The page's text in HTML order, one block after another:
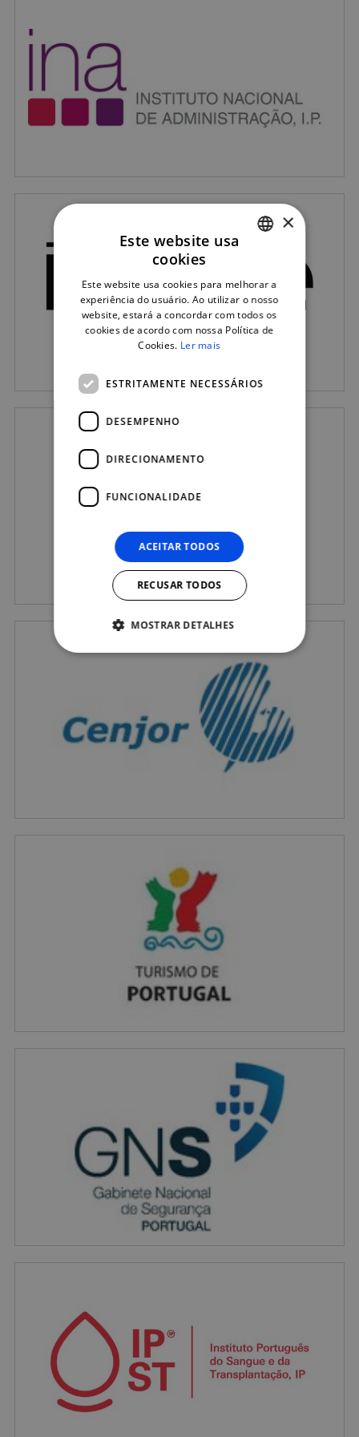
×
Este website usa
cookies
Este website usa cookies para melhorar a
experiência do usuário. Ao utilizar o nosso
website, estará a concordar com todos os
cookies de acordo com nossa Política de
Cookies. Ler mais
ESTRITAMENTE NECESSÁRIOS
DESEMPENHO
DIRECIONAMENTO
FUNCIONALIDADE
ACEITAR TODOS
RECUSAR TODOS
MOSTRAR DETALHES